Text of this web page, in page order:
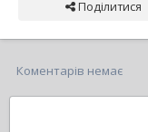
Поділитися
Коментарів немає